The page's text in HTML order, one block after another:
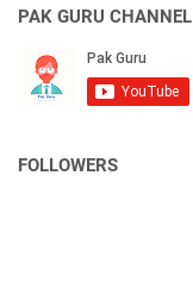
PAK GURU CHANNEL
FOLLOWERS